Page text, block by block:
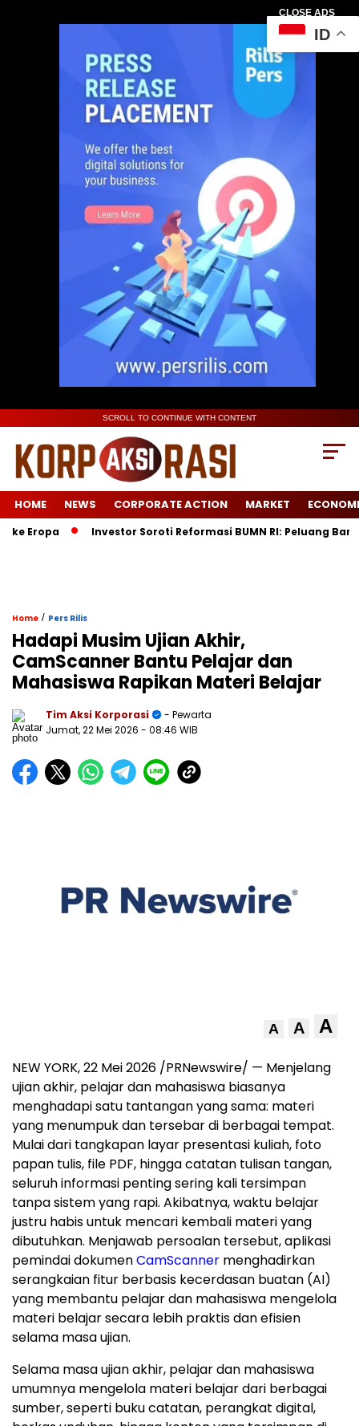
CLOSE ADS
SCROLL TO CONTINUE WITH CONTENT
HOME NEWS CORPORATE ACTION MARKET
Investor Soroti Reformasi BUMN RI: Peluang Baru
Home / Pers Rilis
Hadapi Musim Ujian Akhir,
CamScanner Bantu Pelajar dan
Mahasiswa Rapikan Materi Belajar
Tim Aksi Korporasi
- Pewarta
Jumat, 22 Mei 2026 - 08:46 WIB
A A A
NEW YORK, 22 Mei 2026 /PRNewswire/ — Menjelang
ujian akhir, pelajar dan mahasiswa biasanya
menghadapi satu tantangan yang sama: materi
yang menumpuk dan tersebar di berbagai tempat.
Mulai dari tangkapan layar presentasi kuliah, foto
papan tulis, file PDF, hingga catatan tulisan tangan,
seluruh informasi penting sering kali tersimpan
tanpa sistem yang rapi. Akibatnya, waktu belajar
justru habis untuk mencari kembali materi yang
dibutuhkan. Menjawab persoalan tersebut, aplikasi
pemindai dokumenCamScanner menghadirkan
serangkaian fitur berbasis kecerdasan buatan (AI)
yang membantu pelajar dan mahasiswa mengelola
materi belajar secara lebih praktis dan efisien
selama masa ujian.
Selama masa ujian akhir, pelajar dan mahasiswa
umumnya mengelola materi belajar dari berbagai
sumber, seperti buku catatan, perangkat digital,
ID